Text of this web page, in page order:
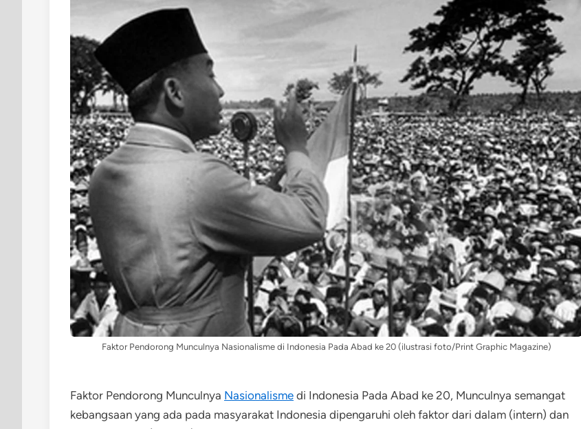
Faktor Pendorong Munculnya Nasionalisme di Indonesia Pada Abad ke 20 (ilustrasi foto/Print Graphic Magazine)
Faktor Pendorong Munculnya Nasionalisme di Indonesia Pada Abad ke 20, Munculnya semangat
kebangsaan yang ada pada masyarakat Indonesia dipengaruhi oleh faktor dari dalam (intern) dan